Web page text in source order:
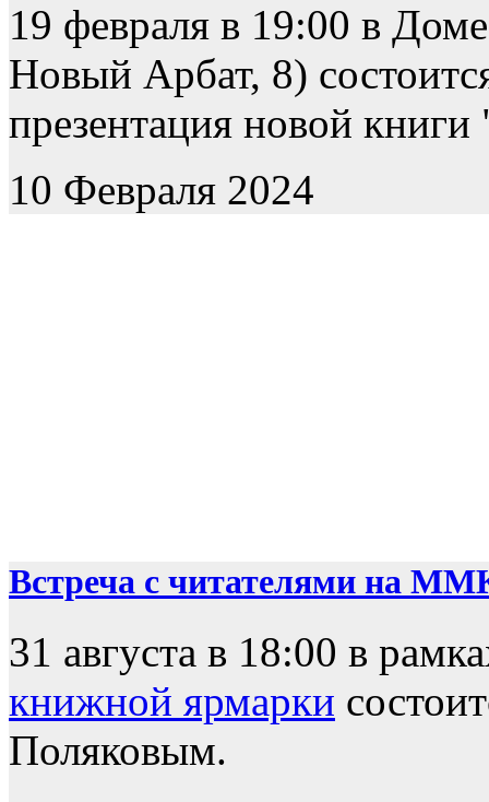
19 февраля в 19:00 в
Новый Арбат, 8)
презентация новой
10 Февраля 2024
Встреча с читателями на
31 августа в 18:00 в
книжной ярмарки
Поляковым.